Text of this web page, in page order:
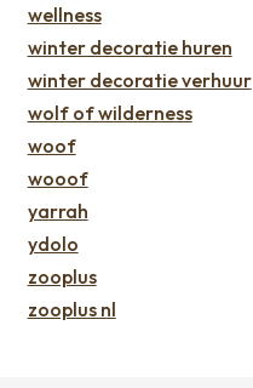
wellness
winter decoratie huren
winter decoratie verhuur
wolf of wilderness
woof
wooof
yarrah
ydolo
zooplus
zooplus nl